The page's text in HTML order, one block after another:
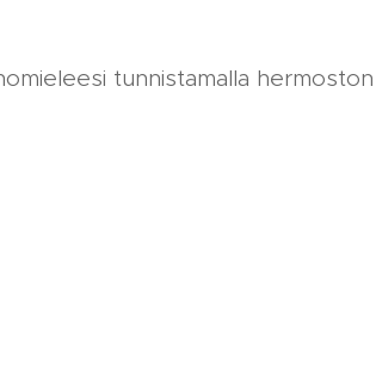
tunnistamalla hermoston